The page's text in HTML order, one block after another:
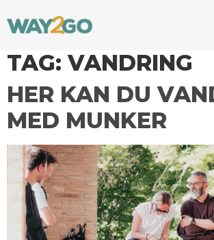
TAG:VANDRING
HER KAN DU
MED MUNKER